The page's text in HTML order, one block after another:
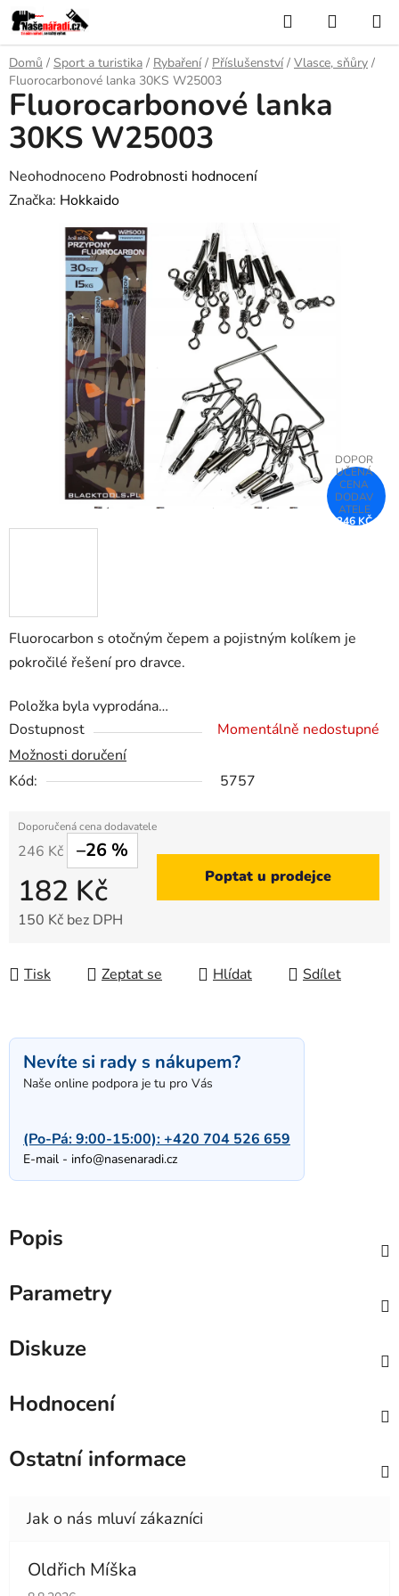
Přejít
na
obsah
Hledat
KOŠÍK
Domů / Sport a turistika / Rybaření / Příslušenství / Vlasce, sňůry /
Fluorocarbonové lanka 30KS W25003
Fluorocarbon s otočným čepem a pojistným kolíkem je
pokročilé řešení pro dravce.
Položka byla vyprodána…
Dostupnost
Momentálně nedostupné
Možnosti doručení
Kód:
5757
246 Kč –26 %
182 Kč
150 Kč bez DPH
Poptat u prodejce
Tisk Zeptat se Hlídat Sdílet
Fluorocarbonové lanka
30KS W25003
Průměrné
hodnocení
produktu
hvězdiček.
Neohodnoceno Podrobnosti hodnocení
Značka: Hokkaido
246 KČ
Nevíte si rady s nákupem?
Naše online podpora je tu pro Vás
(Po-Pá: 9:00-15:00):+420 704 526 659
E-mail - info@nasenaradi.cz
Popis
Parametry
Diskuze
Hodnocení
Ostatní informace
Oldřich Míška